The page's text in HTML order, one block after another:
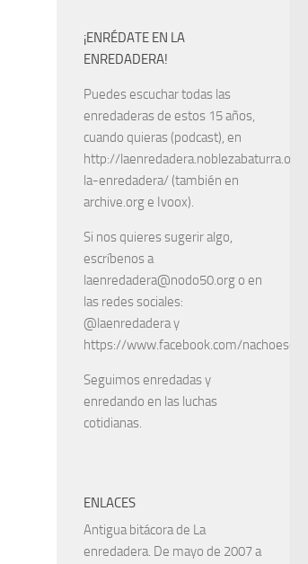
¡ENRÉDATE EN LA
ENREDADERA!
Puedes escuchar todas las
enredaderas de estos 15 años,
cuando quieras (podcast), en
http://
la-enredadera/ (también en
archive.org e Ivoox).
Si nos quieres sugerir algo,
escríbenos a
laenredadera@nodo50.org o en
las redes sociales:
@laenredadera y
https://www.facebook.com/
Seguimos enredadas y
enredando en las luchas
cotidianas.
ENLACES
Antigua bitácora de La
enredadera. De mayo de 2007 a